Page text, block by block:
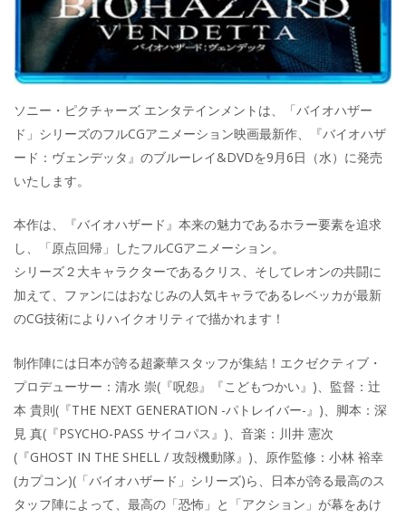
ソニー・ピクチャーズ エンタテインメントは、「バイオハザー
ド」シリーズのフルCGアニメーション映画最新作、『バイオハザ
ード：ヴェンデッタ』のブルーレイ&DVDを9月6日（水）に発売
いたします。
本作は、『バイオハザード』本来の魅力であるホラー要素を追求
し、「原点回帰」したフルCGアニメーション。
シリーズ２大キャラクターであるクリス、そしてレオンの共闘に
加えて、ファンにはおなじみの人気キャラであるレベッカが最新
のCG技術によりハイクオリティで描かれます！
制作陣には日本が誇る超豪華スタッフが集結！エクゼクティブ・
プロデューサー：清水 崇(『呪怨』『こどもつかい』)、監督：辻
本 貴則(『THE NEXT GENERATION -パトレイバー-』)、脚本：深
見 真(『PSYCHO-PASS サイコパス』)、音楽：川井 憲次
(『GHOST IN THE SHELL / 攻殻機動隊』)、原作監修：小林 裕幸
(カプコン)(「バイオハザード」シリーズ)ら、日本が誇る最高のス
タッフ陣によって、最高の「恐怖」と「アクション」が幕をあけ